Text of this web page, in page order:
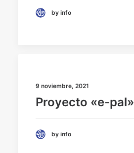
by info
9 noviembre, 2021
Proyecto «e-pal»
by info